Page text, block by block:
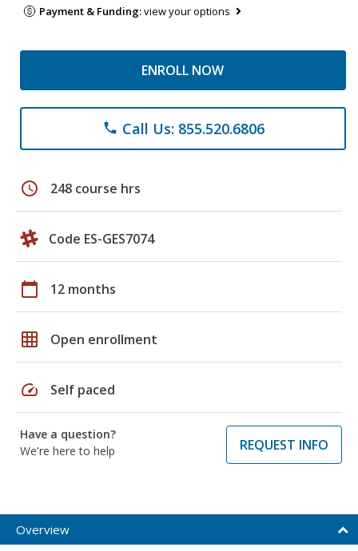
Payment & Funding:view your options
ENROLL NOW
phone Call Us: 855.520.6806
schedule 248 course hrs
Code ES-GES7074
calendar_today 12 months
grid_on Open enrollment
speed Self paced
Have a question?
We're here to help
REQUEST INFO
Overview